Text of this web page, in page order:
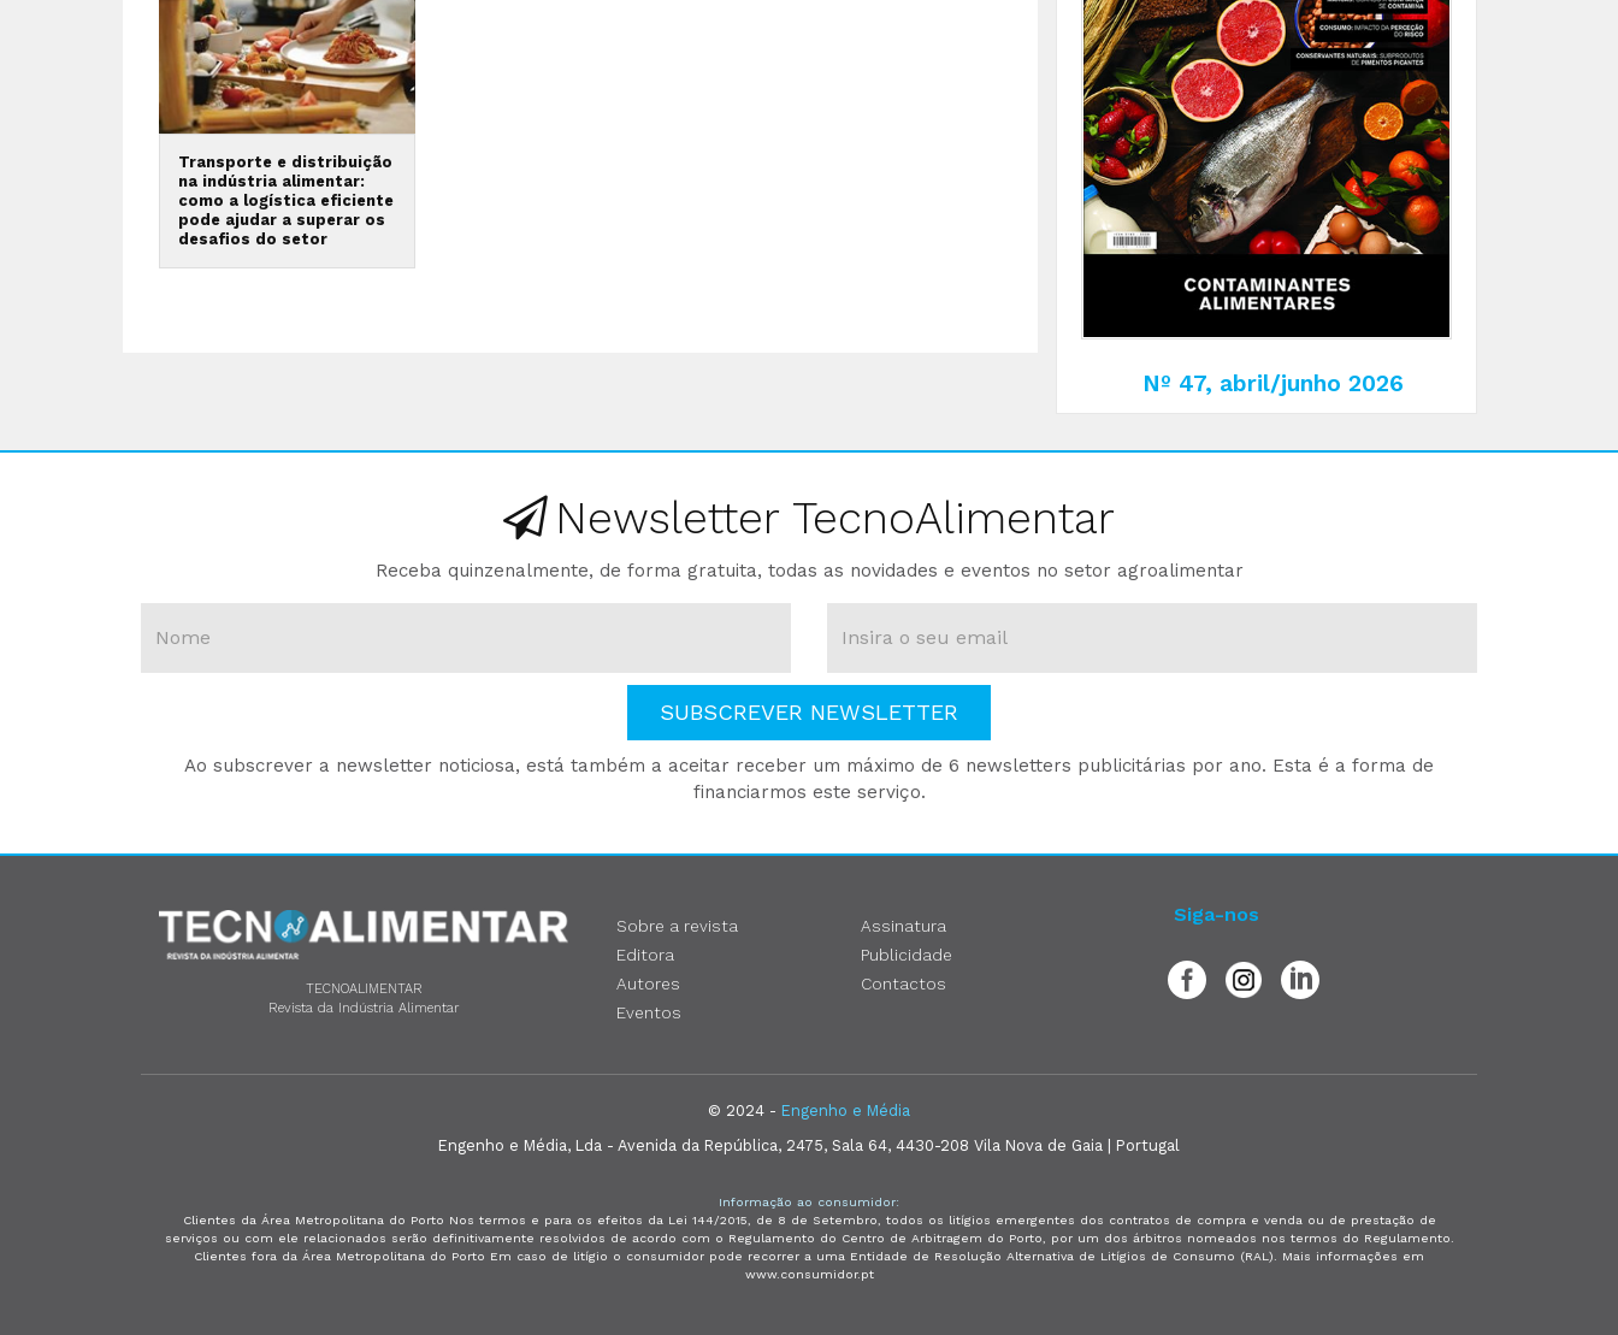
Transporte e distribuição
na indústria alimentar:
como a logística eficiente
pode ajudar a superar os
desafios do setor
Nº 47, abril/junho 2026
Newsletter TecnoAlimentar
Receba quinzenalmente, de forma gratuita, todas as novidades e eventos no setor agroalimentar
SUBSCREVER NEWSLETTER
Ao subscrever a newsletter noticiosa, está também a aceitar receber um máximo de 6 newsletters publicitárias por ano. Esta é a forma de
financiarmos este serviço.
TECNOALIMENTAR
Revista da Indústria Alimentar
Sobre a revista
Editora
Autores
Eventos
Assinatura
Publicidade
Contactos
Siga-nos
© 2024 - Engenho e Média
Engenho e Média, Lda - Avenida da República, 2475, Sala 64, 4430-208 Vila Nova de Gaia | Portugal
Informação ao consumidor:
Clientes da Área Metropolitana do Porto Nos termos e para os efeitos da Lei 144/2015, de 8 de Setembro, todos os litígios emergentes dos contratos de compra e venda ou de prestação de
serviços ou com ele relacionados serão definitivamente resolvidos de acordo com o Regulamento do Centro de Arbitragem do Porto, por um dos árbitros nomeados nos termos do Regulamento.
Clientes fora da Área Metropolitana do Porto Em caso de litígio o consumidor pode recorrer a uma Entidade de Resolução Alternativa de Litígios de Consumo (RAL). Mais informações em
www.consumidor.pt